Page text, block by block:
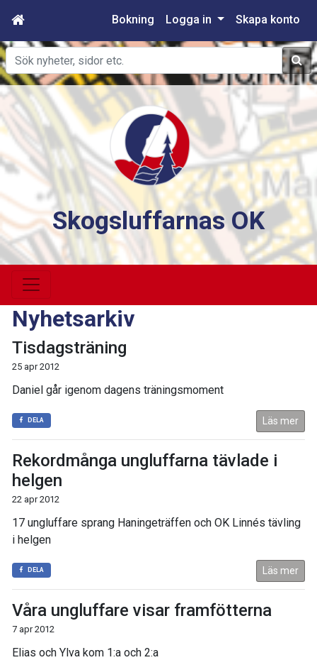
Bokning Logga in Skapa konto
Sök
Skogsluffarnas OK
Nyhetsarkiv
Tisdagsträning
25 apr 2012
Daniel går igenom dagens träningsmoment
DELA Läs mer
Rekordmånga ungluffarna tävlade i
helgen
22 apr 2012
17 ungluffare sprang Haningeträffen och OK Linnés tävling
i helgen
DELA Läs mer
Våra ungluffare visar framfötterna
7 apr 2012
Elias och Ylva kom 1:a och 2:a